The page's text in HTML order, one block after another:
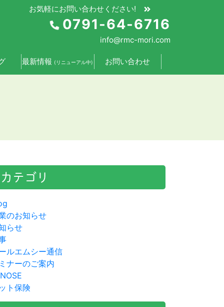
お気軽にお問い合わせください!
0791-64-6716
info@rmc-mori.com
最新情報 (リニューアル中) お問い合わせ
カテゴリ
のお知らせ
らせ
ルエムシー通信
ナーのご案内
ト保険